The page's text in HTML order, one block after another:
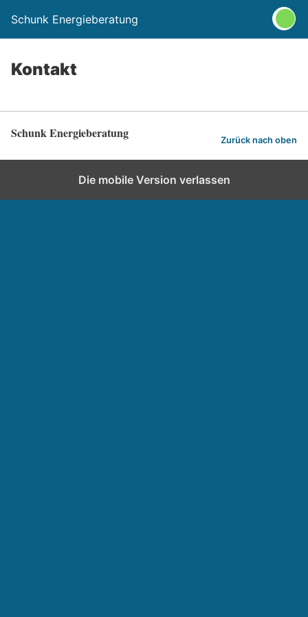
Schunk Energieberatung
Kontakt
Schunk Energieberatung Zurück nach oben
Die mobile Version verlassen